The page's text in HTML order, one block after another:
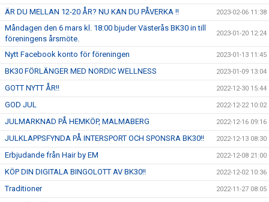
ÄR DU MELLAN 12-20 ÅR? NU KAN DU PÅVERKA !! 2023-02-06 11:38
Måndagen den 6 mars kl. 18:00 bjuder Västerås BK30 in till
föreningens årsmöte.
2023-01-20 12:24
Nytt Facebook konto för föreningen 2023-01-13 11:45
BK30 FÖRLÄNGER MED NORDIC WELLNESS 2023-01-09 13:04
GOTT NYTT ÅR!! 2022-12-30 15:44
GOD JUL 2022-12-22 10:02
JULMARKNAD PÅ HEMKÖP, MALMABERG 2022-12-16 09:16
JULKLAPPSFYNDA PÅ INTERSPORT OCH SPONSRA BK30!! 2022-12-13 08:30
Erbjudande från Hair by EM 2022-12-08 21:00
KÖP DIN DIGITALA BINGOLOTT AV BK30!! 2022-12-02 10:36
Traditioner 2022-11-27 08:05